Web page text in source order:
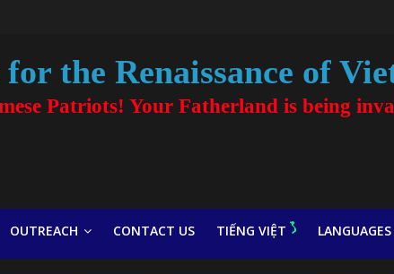
the Renaissance of
Patriots! Your Fatherland is being
OUTREACH CONTACT US TIẾNG VIỆT LANGUAGES